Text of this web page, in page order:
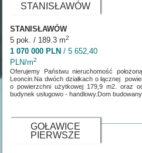
STANISŁAWÓW
STANISŁAWÓW
5 pok. / 189.3 m2
1 070 000 PLN / 5 652,40
PLN/m2
Oferujemy Państwu nieruchomość
Leoncin.Na dwóch działkach o łącznej
o powierzchni użytkowej 179,9 m2. oraz
budynek usługowo - handlowy.Dom
GOŁAWICE
PIERWSZE